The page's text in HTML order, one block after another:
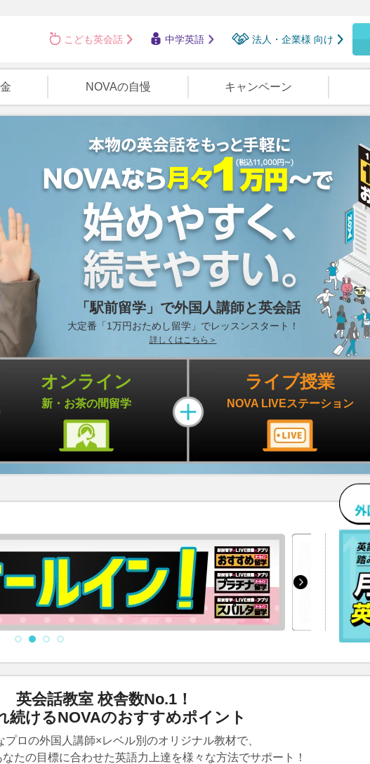
こども英会話 中学英語 法人・企業様 向け
NOVAの自慢 キャンペーン
「駅前留学」で外国人講師と英会話
大定番「1万円おためし留学」でレッスンスタート！
詳しくはこちら＞
オンライン
新・お茶の間留学
ライブ授業
NOVALIVEステーション
英会話教室 校舎数No.1！
続けるNOVAのおすすめポイント
プロの外国人講師×レベル別のオリジナル教材で、
たの目標に合わせた英語力上達を様々な方法でサポート！